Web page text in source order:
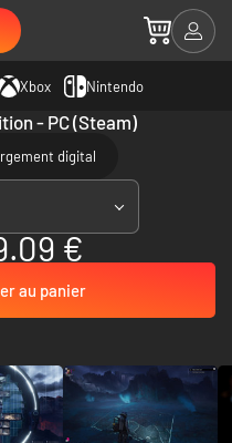
Xbox Nintendo
- PC (Steam)
digital
€
au panier